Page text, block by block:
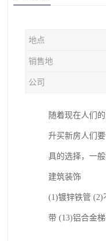
地点
销售地
公司
随着现在人们
升买新房人们
具的选择，一
建筑装饰
(1)镀锌铁管 (2)
带 (13)铝合金